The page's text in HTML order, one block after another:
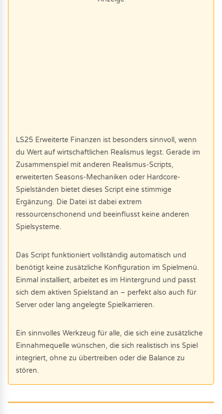
LS25 Erweiterte Finanzen ist besonders sinnvoll, wenn
du Wert auf wirtschaftlichen Realismus legst. Gerade im
Zusammenspiel mit anderen Realismus-Scripts,
erweiterten Seasons-Mechaniken oder Hardcore-
Spielständen bietet dieses Script eine stimmige
Ergänzung. Die Datei ist dabei extrem
ressourcenschonend und beeinflusst keine anderen
Spielsysteme.
Das Script funktioniert vollständig automatisch und
benötigt keine zusätzliche Konfiguration im Spielmenü.
Einmal installiert, arbeitet es im Hintergrund und passt
sich dem aktiven Spielstand an – perfekt also auch für
Server oder lang angelegte Spielkarrieren.
Ein sinnvolles Werkzeug für alle, die sich eine zusätzliche
Einnahmequelle wünschen, die sich realistisch ins Spiel
integriert, ohne zu übertreiben oder die Balance zu
stören.